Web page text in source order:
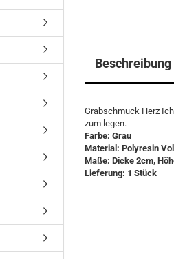
Beschreibung
Grabschmuck Herz
zum legen.
Farbe: Grau
Material: Polyresin
Maße: Dicke 2cm,
Lieferung: 1 Stück